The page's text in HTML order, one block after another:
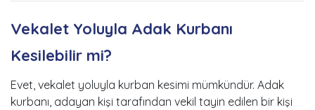
Vekalet Yoluyla Adak Kurbanı
Kesilebilir mi?
Evet, vekalet yoluyla kurban kesimi mümkündür. Adak
kurbanı, adayan kişi tarafından vekil tayin edilen bir kişi